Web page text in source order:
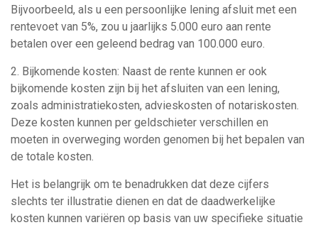
Bijvoorbeeld, als u een persoonlijke lening afsluit met een
rentevoet van 5%, zou u jaarlijks 5.000 euro aan rente
betalen over een geleend bedrag van 100.000 euro.
2. Bijkomende kosten: Naast de rente kunnen er ook
bijkomende kosten zijn bij het afsluiten van een lening,
zoals administratiekosten, advieskosten of notariskosten.
Deze kosten kunnen per geldschieter verschillen en
moeten in overweging worden genomen bij het bepalen van
de totale kosten.
Het is belangrijk om te benadrukken dat deze cijfers
slechts ter illustratie dienen en dat de daadwerkelijke
kosten kunnen variëren op basis van uw specifieke situatie